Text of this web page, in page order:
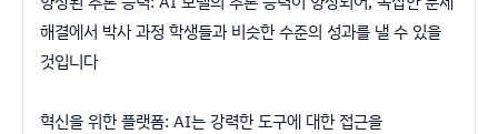
해결에서 박사 과정 학생들과 비슷한 수준의 성과를 낼 수 있을
것입니다
혁신을 위한 플랫폼: AI는 강력한 도구에 대한 접근을